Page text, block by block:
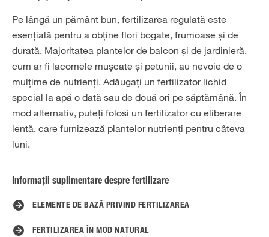
Pe lângă un pământ bun, fertilizarea regulată este
esențială pentru a obține flori bogate, frumoase și de
durată. Majoritatea plantelor de balcon și de jardinieră,
cum ar fi lacomele mușcate și petunii, au nevoie de o
mulțime de nutrienți. Adăugați un fertilizator lichid
special la apă o dată sau de două ori pe săptămână. În
mod alternativ, puteți folosi un fertilizator cu eliberare
lentă, care furnizează plantelor nutrienți pentru câteva
luni.
Informații suplimentare despre fertilizare
ELEMENTE DE BAZĂ PRIVIND FERTILIZAREA
FERTILIZAREA ÎN MOD NATURAL